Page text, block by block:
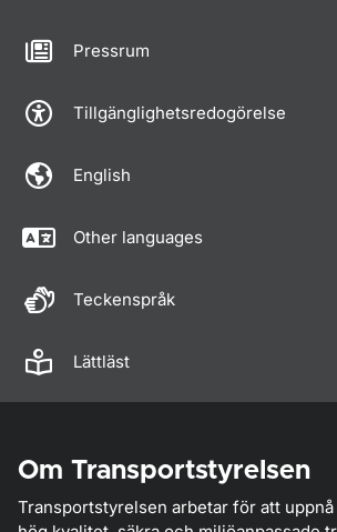
Pressrum
Tillgänglighetsredogörelse
English
Other languages
Teckenspråk
Lättläst
Om Transportstyrelsen
Transportstyrelsen arbetar för att